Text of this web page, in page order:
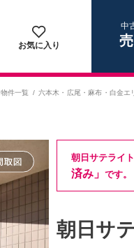
お気に入り
中
物件一覧 六本木・広尾・麻布・白金エ
朝日サテライ
済み」 です。
朝日サ